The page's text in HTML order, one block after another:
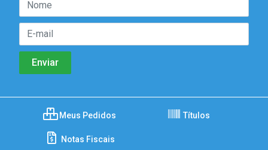
Meus Pedidos Títulos
Notas Fiscais